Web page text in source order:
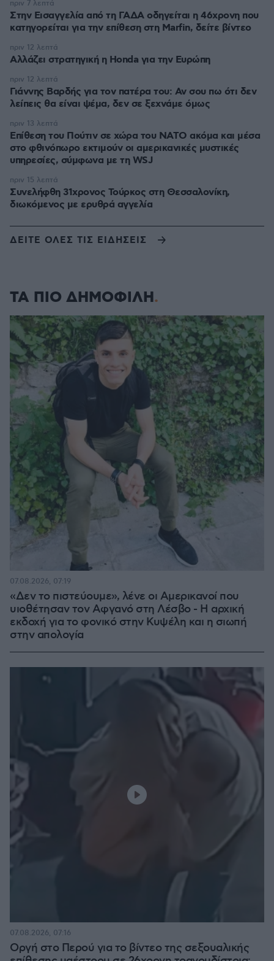
Στην Εισαγγελία από τη ΓΑΔΑ οδηγείται η 46χρονη που
κατηγορείται για την επίθεση στη Marfin, δείτε βίντεο
πριν 7 λεπτά
Αλλάζει στρατηγική η Honda για την Ευρώπη
πριν 12 λεπτά
Γιάννης Βαρδής για τον πατέρα του: Αν σου πω ότι δεν
λείπεις θα είναι ψέμα, δεν σε ξεχνάμε όμως
πριν 12 λεπτά
Επίθεση του Πούτιν σε χώρα του ΝΑΤΟ ακόμα και μέσα
στο φθινόπωρο εκτιμούν οι αμερικανικές μυστικές
υπηρεσίες, σύμφωνα με τη WSJ
πριν 13 λεπτά
Συνελήφθη 31χρονος Τούρκος στη Θεσσαλονίκη,
διωκόμενος με ερυθρά αγγελία
πριν 15 λεπτά
ΔΕΙΤΕ ΟΛΕΣ ΤΙΣ ΕΙΔΗΣΕΙΣ
ΤΑ ΠΙΟ ΔΗΜΟΦΙΛΗ
«Δεν το πιστεύουμε», λένε οι Αμερικανοί που
υιοθέτησαν τον Αφγανό στη Λέσβο - Η αρχική
εκδοχή για το φονικό στην Κυψέλη και η σιωπή
στην απολογία
07.08.2026, 07:19
Οργή στο Περού για το βίντεο της σεξουαλικής
07.08.2026, 07:16